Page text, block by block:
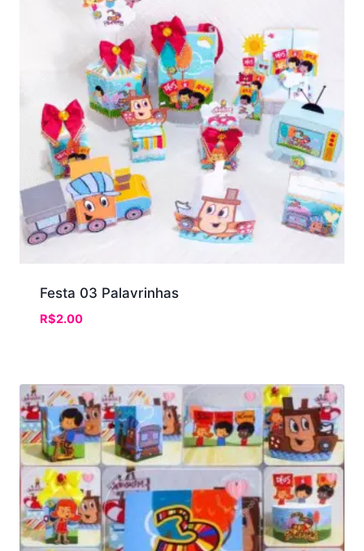
Festa 03 Palavrinhas
R$2.00